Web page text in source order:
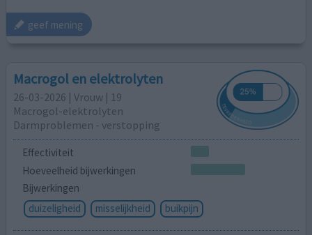
geef mening
Macrogol en elektrolyten
26-03-2026 | Vrouw | 19
Macrogol-elektrolyten
Darmproblemen - verstopping
Effectiviteit
Hoeveelheid bijwerkingen
Bijwerkingen
duizeligheid
misselijkheid buikpijn